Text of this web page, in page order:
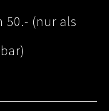
50.- (nur als